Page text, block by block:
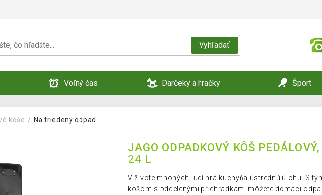
Vyhľadať
Voľný čas Darčeky a hračky Šport
koše Na triedený odpad
JAGO ODPADKOVÝ KÔŠ
24 L
V živote mnohých ľudí hrá kuchyňa ústrednú úlohu. S
košom s oddelenými priehradkami môžete domáci